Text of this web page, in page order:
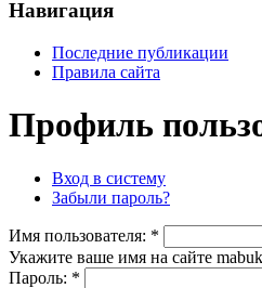
Навигация
Последние публикации
Правила сайта
Профиль
Вход в систему
Забыли пароль?
Имя пoльзовaтeля: *
Укажите ваше имя на сайте
Пароль: *